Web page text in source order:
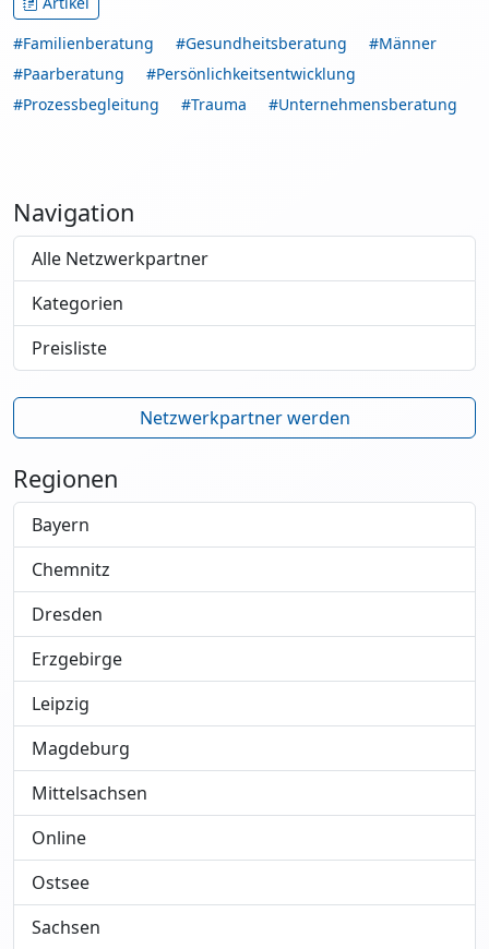
#Familienberatung
#Gesundheitsberatung
#Männer
#Paarberatung
#Persönlichkeitsentwicklung
#Prozessbegleitung
#Trauma #Unternehmensberatung
Navigation
Alle Netzwerkpartner
Kategorien
Preisliste
Netzwerkpartner werden
Regionen
Bayern
Chemnitz
Dresden
Erzgebirge
Leipzig
Magdeburg
Mittelsachsen
Online
Ostsee
Sachsen